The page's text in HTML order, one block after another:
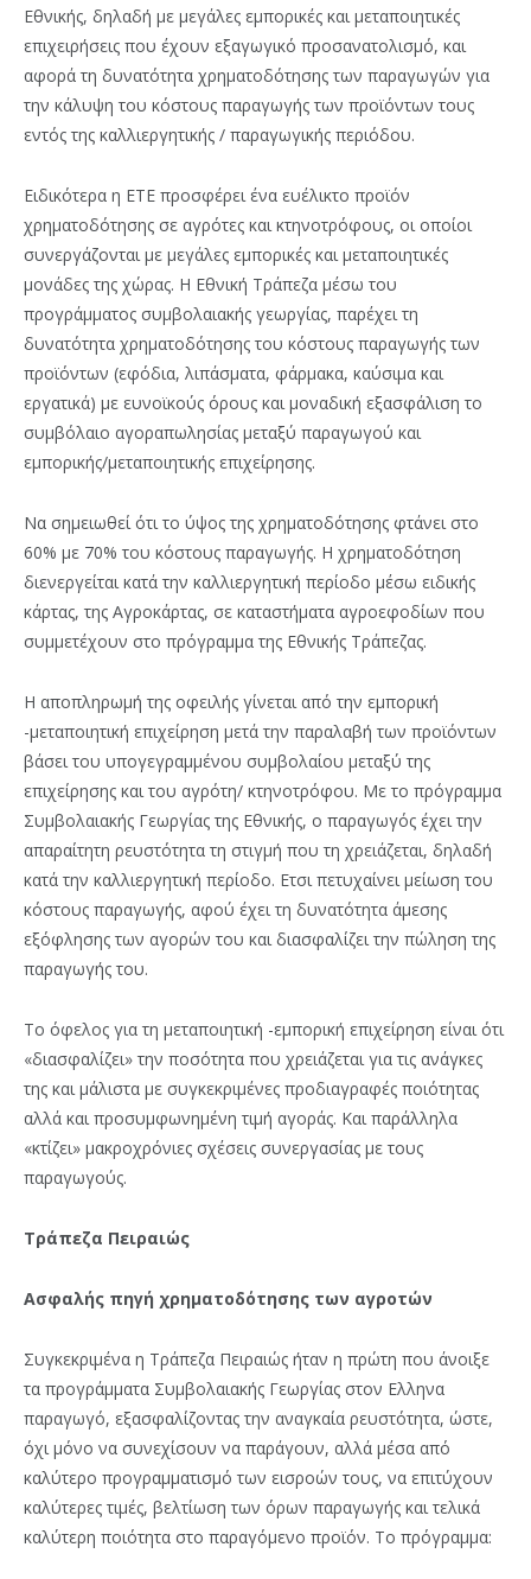
Εθνικής, δηλαδή με μεγάλες εμπορικές και μεταποιητικές
επιχειρήσεις που έχουν εξαγωγικό προσανατολισμό, και
αφορά τη δυνατότητα χρηματοδότησης των παραγωγών για
την κάλυψη του κόστους παραγωγής των προϊόντων τους
εντός της καλλιεργητικής / παραγωγικής περιόδου.
Ειδικότερα η ΕΤΕ προσφέρει ένα ευέλικτο προϊόν
χρηματοδότησης σε αγρότες και κτηνοτρόφους, οι οποίοι
συνεργάζονται με μεγάλες εμπορικές και μεταποιητικές
μονάδες της χώρας. Η Εθνική Τράπεζα μέσω του
προγράμματος συμβολαιακής γεωργίας, παρέχει τη
δυνατότητα χρηματοδότησης του κόστους παραγωγής των
προϊόντων (εφόδια, λιπάσματα, φάρμακα, καύσιμα και
εργατικά) με ευνοϊκούς όρους και μοναδική εξασφάλιση το
συμβόλαιο αγοραπωλησίας μεταξύ παραγωγού και
εμπορικής/μεταποιητικής επιχείρησης.
Να σημειωθεί ότι το ύψος της χρηματοδότησης φτάνει στο
60% με 70% του κόστους παραγωγής. Η χρηματοδότηση
διενεργείται κατά την καλλιεργητική περίοδο μέσω ειδικής
κάρτας, της Αγροκάρτας, σε καταστήματα αγροεφοδίων που
συμμετέχουν στο πρόγραμμα της Εθνικής Τράπεζας.
Η αποπληρωμή της οφειλής γίνεται από την εμπορική
-μεταποιητική επιχείρηση μετά την παραλαβή των προϊόντων
βάσει του υπογεγραμμένου συμβολαίου μεταξύ της
επιχείρησης και του αγρότη/ κτηνοτρόφου. Με το πρόγραμμα
Συμβολαιακής Γεωργίας της Εθνικής, ο παραγωγός έχει την
απαραίτητη ρευστότητα τη στιγμή που τη χρειάζεται, δηλαδή
κατά την καλλιεργητική περίοδο. Ετσι πετυχαίνει μείωση του
κόστους παραγωγής, αφού έχει τη δυνατότητα άμεσης
εξόφλησης των αγορών του και διασφαλίζει την πώληση της
παραγωγής του.
Το όφελος για τη μεταποιητική -εμπορική επιχείρηση είναι ότι
«διασφαλίζει» την ποσότητα που χρειάζεται για τις ανάγκες
της και μάλιστα με συγκεκριμένες προδιαγραφές ποιότητας
αλλά και προσυμφωνημένη τιμή αγοράς. Και παράλληλα
«κτίζει» μακροχρόνιες σχέσεις συνεργασίας με τους
παραγωγούς.
Τράπεζα Πειραιώς
Ασφαλής πηγή χρηματοδότησης των αγροτών
Συγκεκριμένα η Τράπεζα Πειραιώς ήταν η πρώτη που άνοιξε
τα προγράμματα Συμβολαιακής Γεωργίας στον Ελληνα
παραγωγό, εξασφαλίζοντας την αναγκαία ρευστότητα, ώστε,
όχι μόνο να συνεχίσουν να παράγουν, αλλά μέσα από
καλύτερο προγραμματισμό των εισροών τους, να επιτύχουν
καλύτερες τιμές, βελτίωση των όρων παραγωγής και τελικά
καλύτερη ποιότητα στο παραγόμενο προϊόν. Το πρόγραμμα: